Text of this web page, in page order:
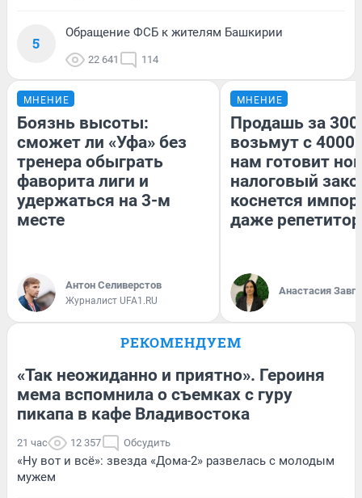
5
Обращение ФСБ к жителям Башкирии
22 641 114
МНЕНИЕ
Боязнь высоты:
сможет ли «Уфа» без
тренера обыграть
фаворита лиги и
удержаться на 3-м
месте
Антон Селиверстов
Журналист UFA1.RU
МНЕНИЕ
Продашь за
возьмут с
нам готовит
налоговый
коснется
даже
Анастасия
РЕКОМЕНДУЕМ
«Так неожиданно и приятно». Героиня
мема вспомнила о съемках с гуру
пикапа в кафе Владивостока
21 час 12 357 Обсудить
«Ну вот и всё»: звезда «Дома-2» развелась с молодым
мужем